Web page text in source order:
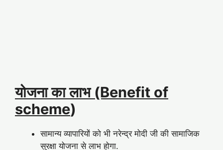
योजना का लाभ (Benefit of
scheme)
सामान्य व्यापारियों को भी नरेन्द्र मोदी जी की सामाजिक
सुरक्षा योजना से लाभ होगा.